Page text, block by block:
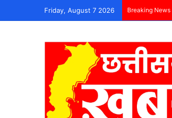
Friday, August 7 2026 Breaking News